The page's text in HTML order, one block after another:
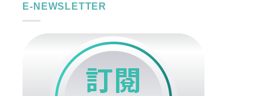
E-NEWSLETTER